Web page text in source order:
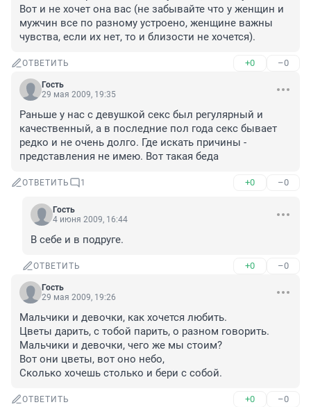
Вот и не хочет она вас (не забывайте что у женщин и
мужчин все по разному устроено, женщине важны
чувства, если их нет, то и близости не хочется).
ОТВЕТИТЬ +0 –0
Гость
29 мая 2009, 19:35
Раньше у нас с девушкой секс был регулярный и
качественный, а в последние пол года секс бывает
редко и не очень долго. Где искать причины -
представления не имею. Вот такая беда
ОТВЕТИТЬ 1 +0 –0
Гость
4 июня 2009, 16:44
В себе и в подруге.
ОТВЕТИТЬ +0 –0
Гость
29 мая 2009, 19:26
Мальчики и девочки, как хочется любить.
Цветы дарить, с тобой парить, о разном говорить.
Мальчики и девочки, чего же мы стоим?
Вот они цветы, вот оно небо,
Сколько хочешь столько и бери с собой.
ОТВЕТИТЬ +0 –0